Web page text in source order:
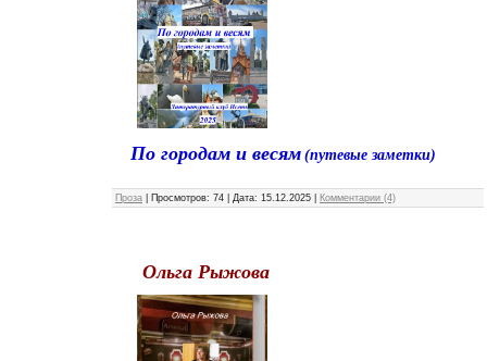
По городам и весям (путевые заметки)
Проза Просмотров: 74 Дата: 15.12.2025 Комментарии (4)
Ольга Рыжова